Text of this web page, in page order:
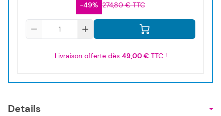
-49% 274,80 €
Livraison offerte dès 49,00 €TTC !
Details